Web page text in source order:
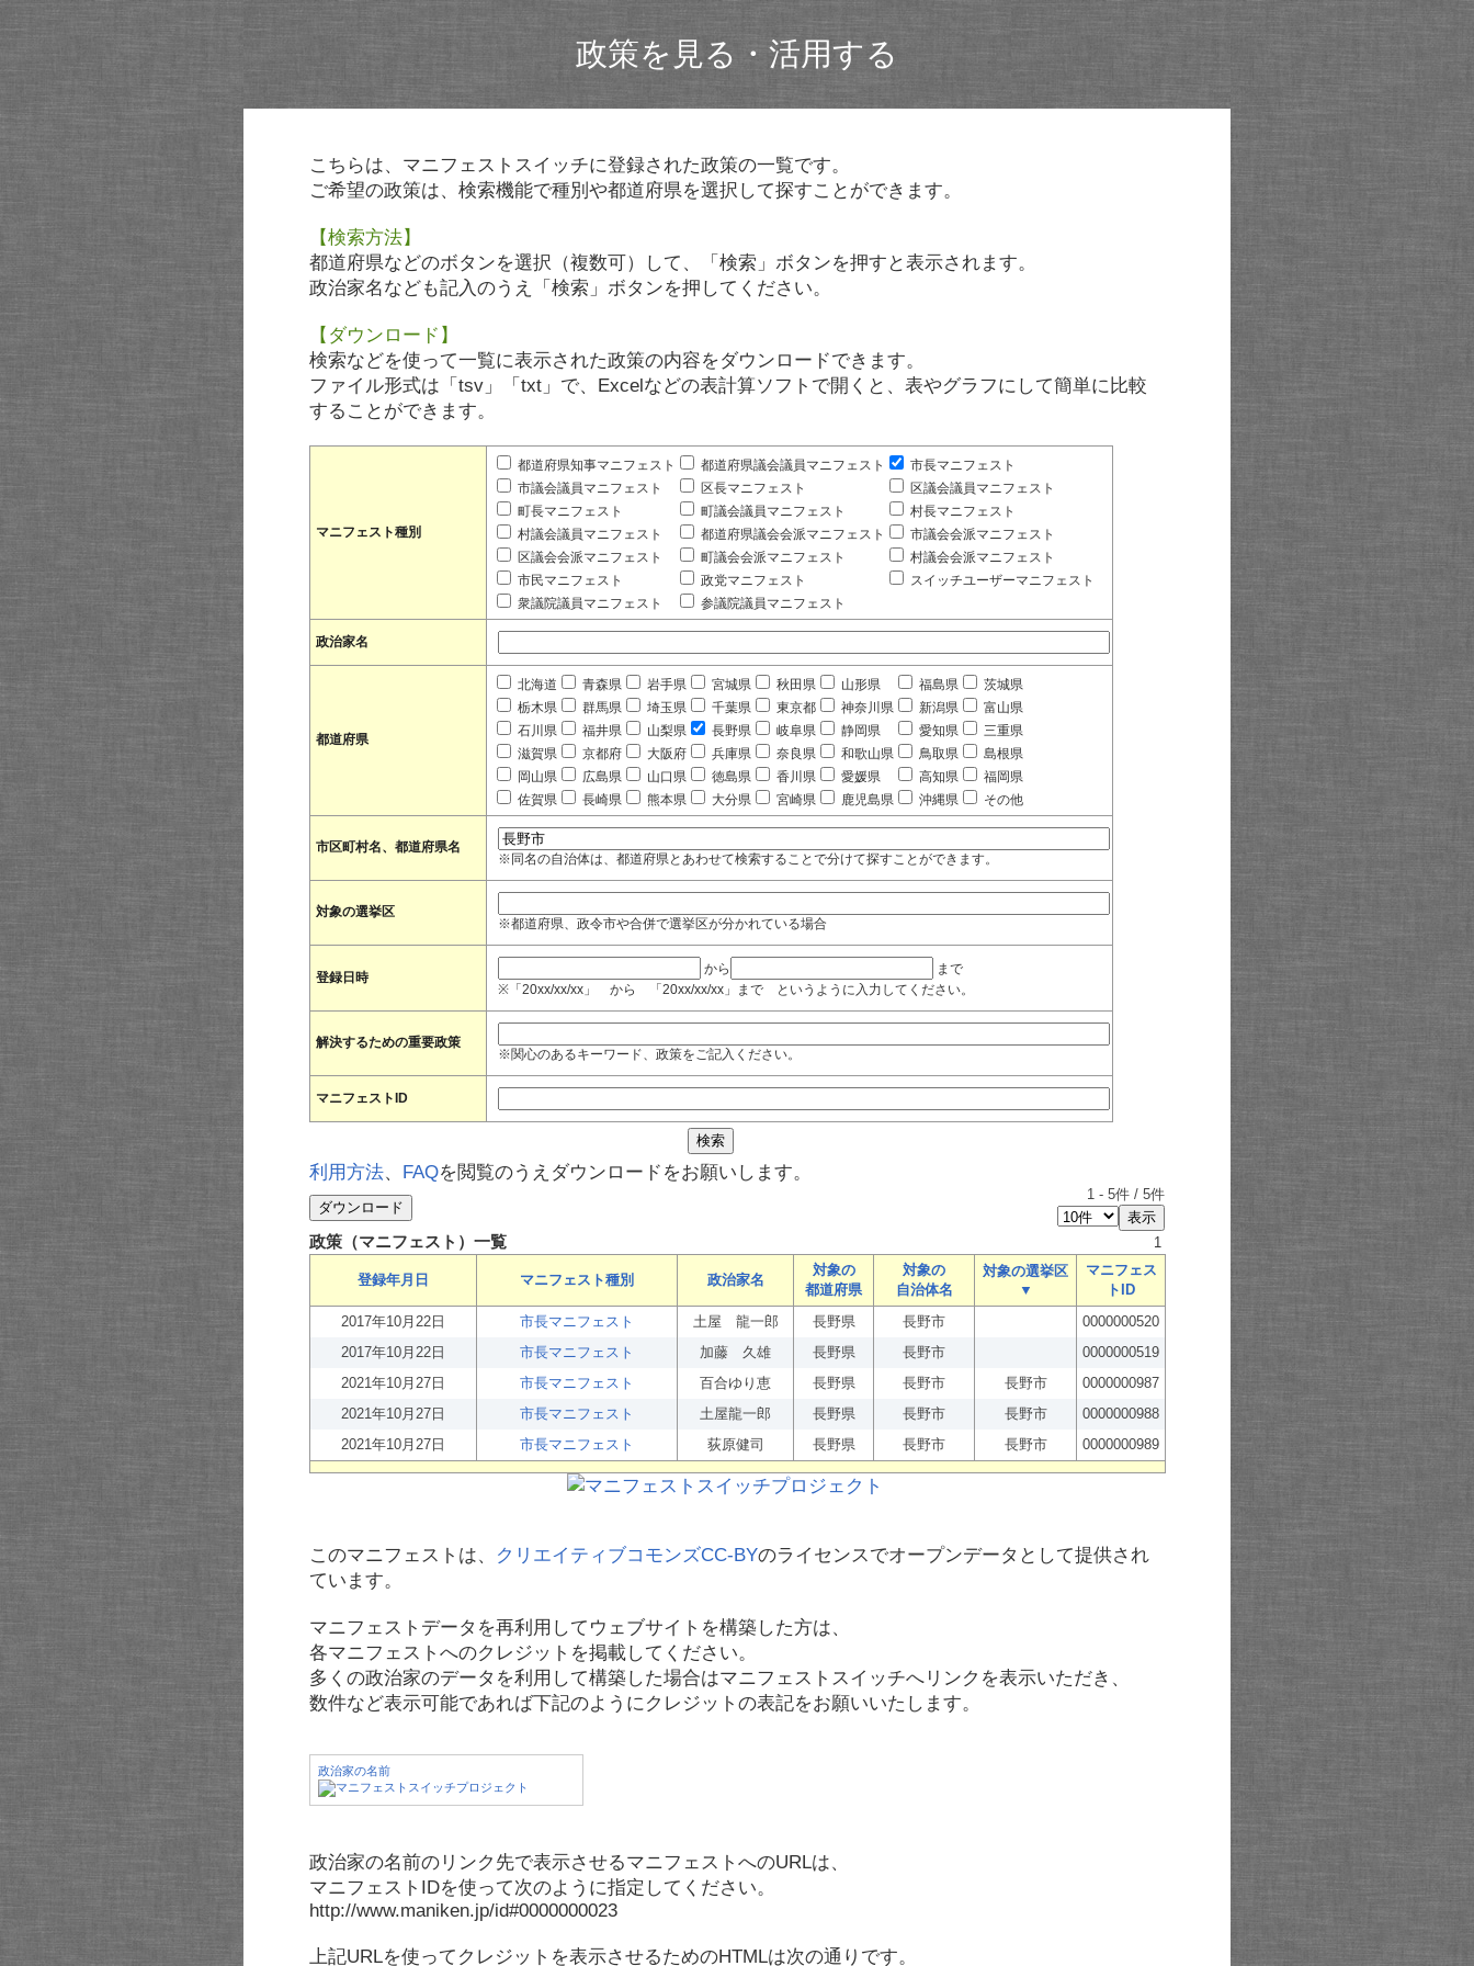
政策を見る・活用する
こちらは、マニフェストスイッチに登録された政策の一覧です。
ご希望の政策は、検索機能で種別や都道府県を選択して探すことができます。
【検索方法】
都道府県などのボタンを選択（複数可）して、「検索」ボタンを押すと表示されます。
政治家名なども記入のうえ「検索」ボタンを押してください。
【ダウンロード】
検索などを使って一覧に表示された政策の内容をダウンロードできます。
ファイル形式は「tsv」「txt」で、Excelなどの表計算ソフトで開くと、表やグラフにして簡単に比較
することができます。
マニフェスト種別
都道府県知事マニフェスト 都道府県議会議員マニフェスト
市長マニフェスト
市議会議員マニフェスト
区長マニフェスト
区議会議員マニフェスト
町長マニフェスト
町議会議員マニフェスト
村長マニフェスト
村議会議員マニフェスト
都道府県議会会派マニフェスト
市議会会派マニフェスト
区議会会派マニフェスト
町議会会派マニフェスト
村議会会派マニフェスト
市民マニフェスト
政党マニフェスト
スイッチユーザーマニフェスト
衆議院議員マニフェスト
参議院議員マニフェスト
政治家名
都道府県
北海道 青森県 岩手県 宮城県 秋田県 山形県 福島県
茨城県
栃木県
群馬県 埼玉県 千葉県 東京都 神奈川県 新潟県
富山県
石川県
福井県 山梨県 長野県 岐阜県 静岡県 愛知県
三重県
滋賀県
京都府 大阪府 兵庫県 奈良県 和歌山県 鳥取県
島根県
岡山県
広島県 山口県 徳島県 香川県 愛媛県 高知県
福岡県
佐賀県
長崎県 熊本県 大分県 宮崎県 鹿児島県 沖縄県 その他
市区町村名、都道府県名
※同名の自治体は、都道府県とあわせて検索することで分けて探すことができます。
対象の選挙区
※都道府県、政令市や合併で選挙区が分かれている場合
登録日時
から
まで
※「20xx/xx/xx」 から 「20xx/xx/xx」まで というように入力してください。
解決するための重要政策
※関心のあるキーワード、政策をご記入ください。
マニフェストID
利用方法、 FAQを閲覧のうえダウンロードをお願いします。
1 - 5件 / 5件
政策（マニフェスト）一覧 1
登録年月日 マニフェスト種別 政治家名
対象の
都道府県
対象の
自治体名
対象の選挙区
▼
マニフェス
トID
2017年10月22日
市長マニフェスト 土屋 龍一郎 長野県 長野市
0000000520
2017年10月22日
市長マニフェスト 加藤 久雄 長野県 長野市
0000000519
2021年10月27日
市長マニフェスト 百合ゆり恵 長野県 長野市 長野市
0000000987
2021年10月27日
市長マニフェスト 土屋龍一郎 長野県 長野市 長野市
0000000988
2021年10月27日
市長マニフェスト 荻原健司 長野県 長野市 長野市 0000000989
このマニフェストは、 クリエイティブコモンズCC-BYのライセンスでオープンデータとして提供され
ています。
マニフェストデータを再利用してウェブサイトを構築した方は、
各マニフェストへのクレジットを掲載してください。
多くの政治家のデータを利用して構築した場合はマニフェストスイッチへリンクを表示いただき、
数件など表示可能であれば下記のようにクレジットの表記をお願いいたします。
政治家の名前
政治家の名前のリンク先で表示させるマニフェストへのURLは、
マニフェストIDを使って次のように指定してください。
http://www.maniken.jp/id#0000000023
上記URLを使ってクレジットを表示させるためのHTMLは次の通りです。